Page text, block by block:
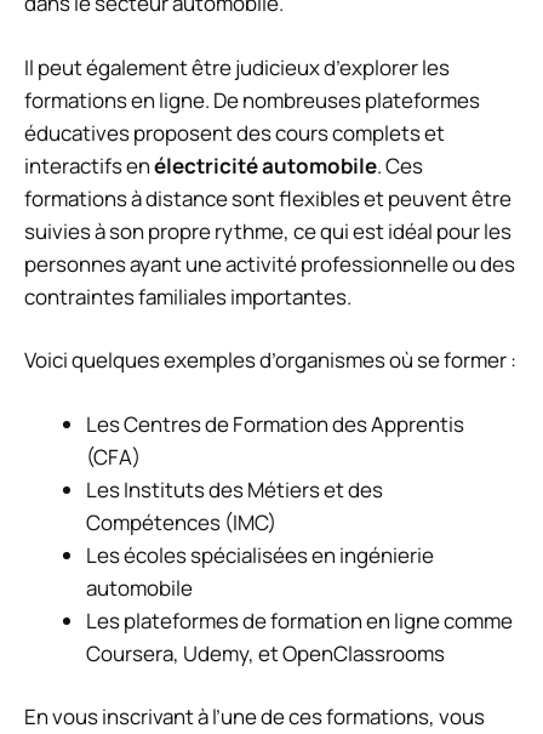
Il peut également être judicieux d’explorer les
formations en ligne. De nombreuses plateformes
éducatives proposent des cours complets et
interactifs enélectricité automobile. Ces
formations à distance sont flexibles et peuvent être
suivies à son propre rythme, ce qui est idéal pour les
personnes ayant une activité professionnelle ou des
contraintes familiales importantes.
Voici quelques exemples d’organismes où se former :
Les Centres de Formation des Apprentis
(CFA)
Les Instituts des Métiers et des
Compétences (IMC)
Les écoles spécialisées en ingénierie
automobile
Les plateformes de formation en ligne comme
Coursera, Udemy, et OpenClassrooms
En vous inscrivant à l’une de ces formations, vous